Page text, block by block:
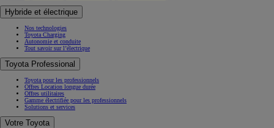
Hybride et électrique
Nos technologies
Toyota Charging
Autonomie et conduite
Tout savoir sur l’électrique
Toyota Professional
Toyota pour les professionnels
Offres Location longue durée
Offres utilitaires
Gamme électrifiée pour les professionnels
Solutions et services
Votre Toyota